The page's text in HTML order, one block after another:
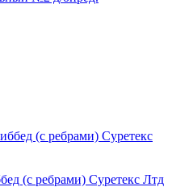
(с ребрами) Суретекс Лтд